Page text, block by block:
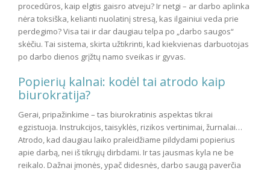
procedūros, kaip elgtis gaisro atveju? Ir netgi – ar darbo aplinka
nėra toksiška, kelianti nuolatinį stresą, kas ilgainiui veda prie
perdegimo? Visa tai ir dar daugiau telpa po „darbo saugos“
skėčiu. Tai sistema, skirta užtikrinti, kad kiekvienas darbuotojas
po darbo dienos grįžtų namo sveikas ir gyvas.
Popierių kalnai: kodėl tai atrodo kaip
biurokratija?
Gerai, pripažinkime – tas biurokratinis aspektas tikrai
egzistuoja. Instrukcijos, taisyklės, rizikos vertinimai, žurnalai…
Atrodo, kad daugiau laiko praleidžiame pildydami popierius
apie darbą, nei iš tikrųjų dirbdami. Ir tas jausmas kyla ne be
reikalo. Dažnai įmonės, ypač didesnės, darbo saugą paverčia